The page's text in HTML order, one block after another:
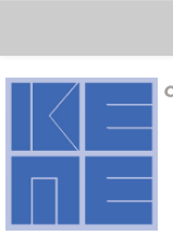
Skip
navigation